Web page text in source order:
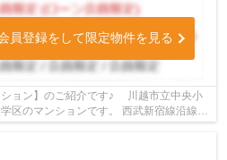
員登録をして限定物件を見る
ョン】のご紹介です♪ 川越市立中央小
区のマンションです。 西武新宿線沿線の
マンションです...